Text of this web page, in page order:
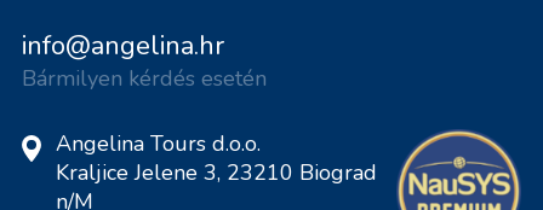
info@angelina.hr
Bármilyen kérdés esetén
Angelina Tours d.o.o.
Kraljice Jelene 3, 23210 Biograd
n/M